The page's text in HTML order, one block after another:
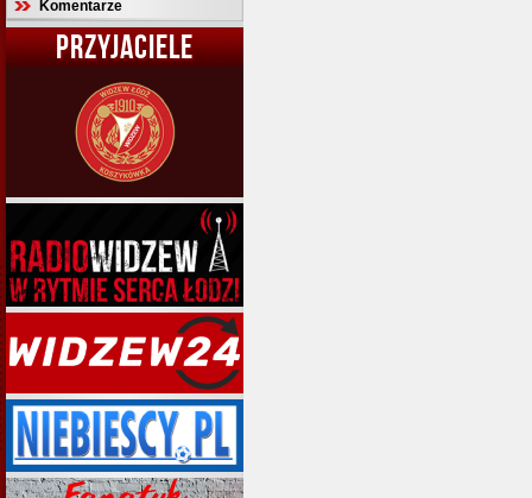
Komentarze
PRZYJACIELE